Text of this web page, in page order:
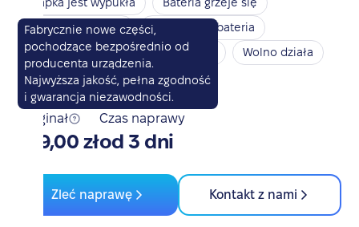
Bateria nie działa
Spuchnięta bateria
Nie włącza się
Przegrzewa się
Wolno działa
Szybko się rozładowuje
Oryginał
Fabrycznie nowe części,
pochodzące bezpośrednio od
producenta urządzenia.
Najwyższa jakość, pełna zgodność
i gwarancja niezawodności.
759,00 zł
Czas naprawy
od 3 dni
Zleć naprawę Kontakt z nami